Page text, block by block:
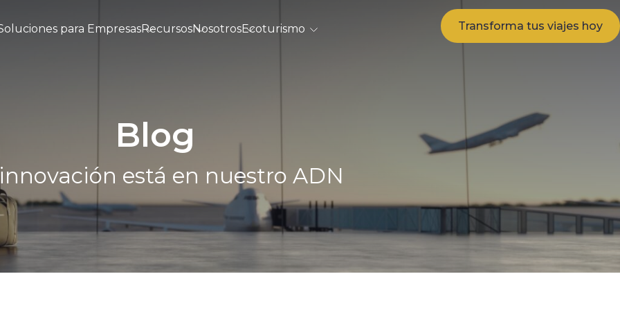
para EmpresasRecursosNosotrosEcoturismo Transforma tus viajes hoy
Blog
está en nuestro ADN